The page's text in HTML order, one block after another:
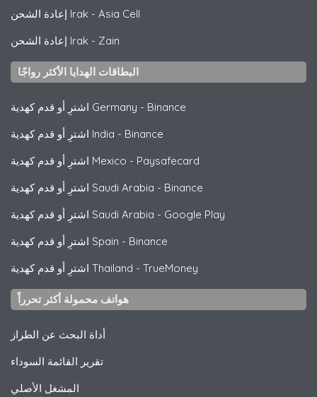
إعادة الشحن Irak - Asia Cell
إعادة الشحن Irak - Zain
البطاقات الهدايا الأكثر رواجًا
اشترِ أو قدم كهدية Germany - Binance
اشترِ أو قدم كهدية India - Binance
اشترِ أو قدم كهدية Mexico - Paysafecard
اشترِ أو قدم كهدية Saudi Arabia - Binance
اشترِ أو قدم كهدية Saudi Arabia - Google Play
اشترِ أو قدم كهدية Spain - Binance
اشترِ أو قدم كهدية Thailand - TrueMoney
هواتف محمولة أكثر تحرراً
أداة البحث عن الطراز
تقرير القائمة السوداء
المشغل الأصلي